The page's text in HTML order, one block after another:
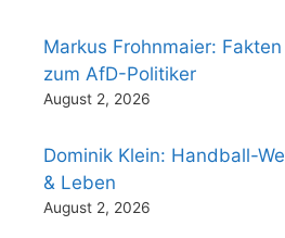
Markus Frohnmaier:
zum AfD-Politiker
August 2, 2026
Dominik Klein: Handball-
& Leben
August 2, 2026